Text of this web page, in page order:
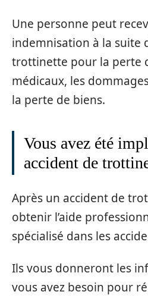
Une personne peut
indemnisation à la suite
trottinette pour la perte
médicaux, les
la perte de biens.
Vous avez été
accident de
Après un accident de
obtenir l’aide
spécialisé dans les
Ils vous donneront les
vous avez besoin pour